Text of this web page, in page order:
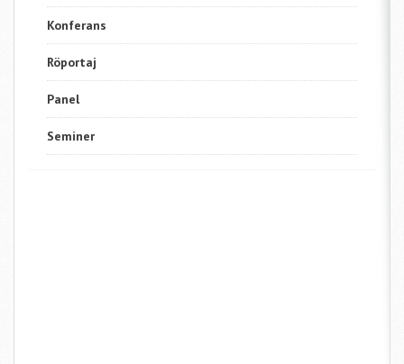
Konferans
Röportaj
Panel
Seminer